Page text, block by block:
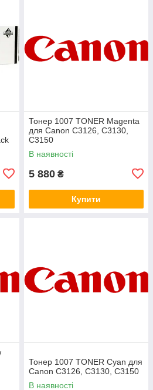
Тонер 1007 TONER Magenta
для Canon C3126, C3130,
C3150
В наявності
5 880 ₴
Купити
Тонер 1007 TONER Cyan для
Canon C3126, C3130, C3150
В наявності